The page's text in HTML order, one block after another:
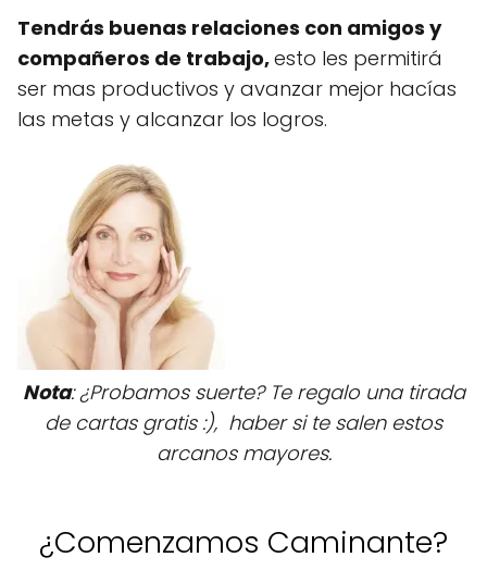
Tendrás buenas relaciones con amigos y
compañeros de trabajo,esto les permitirá
ser mas productivos y avanzar mejor hacías
las metas y alcanzar los logros.
Nota: ¿Probamos suerte? Te regalo una tirada
de cartas gratis :), haber si te salen estos
arcanos mayores.
¿Comenzamos Caminante?